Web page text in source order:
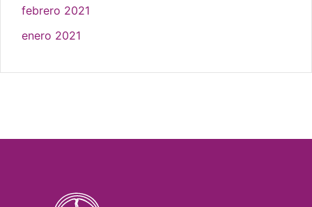
febrero 2021
enero 2021